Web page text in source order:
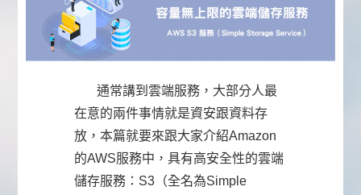
通常講到雲端服務，大部分人最
在意的兩件事情就是資安跟資料存
放，本篇就要來跟大家介紹Amazon
的AWS服務中，具有高安全性的雲端
儲存服務：S3（全名為Simple